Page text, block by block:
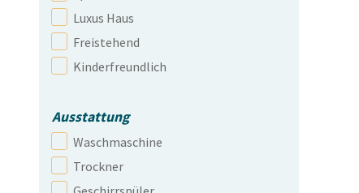
Luxus Haus
Freistehend
Kinderfreundlich
Ausstattung
Waschmaschine
Trockner